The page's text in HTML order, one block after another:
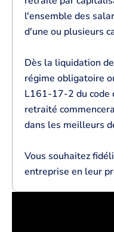
l'ensemble des
d'une ou plusieurs
Dès la liquidation
régime obligatoire
L161-17-2 du code
retraité
dans les meilleurs
Vous souhaitez
entreprise en leur